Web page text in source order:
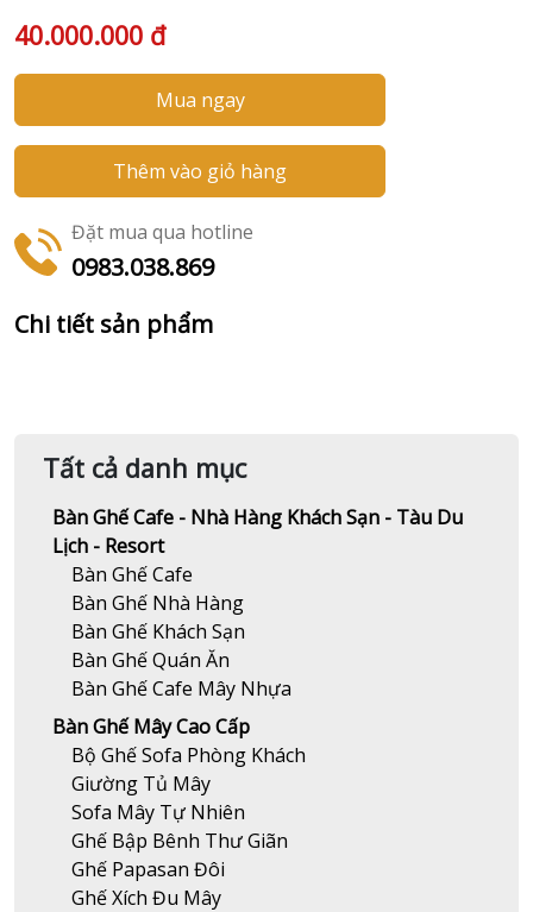
40.000.000 đ
Mua ngay
Thêm vào giỏ hàng
Đặt mua qua hotline
0983.038.869
Chi tiết sản phẩm
Tất cả danh mục
Bàn Ghế Cafe - Nhà Hàng Khách Sạn - Tàu Du
Lịch - Resort
Bàn Ghế Cafe
Bàn Ghế Nhà Hàng
Bàn Ghế Khách Sạn
Bàn Ghế Quán Ăn
Bàn Ghế Cafe Mây Nhựa
Bàn Ghế Mây Cao Cấp
Bộ Ghế Sofa Phòng Khách
Giường Tủ Mây
Sofa Mây Tự Nhiên
Ghế Bập Bênh Thư Giãn
Ghế Papasan Đôi
Ghế Xích Đu Mây